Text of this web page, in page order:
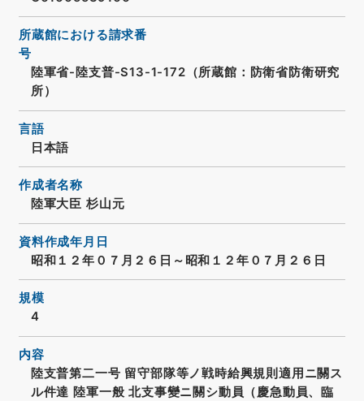
所蔵館における請求番
号
陸軍省-陸支普-S13-1-172（所蔵館：防衛省防衛研究
所）
言語
日本語
作成者名称
陸軍大臣 杉山元
資料作成年月日
昭和１２年０７月２６日～昭和１２年０７月２６日
規模
4
内容
陸支普第二一号 留守部隊等ノ戦時給興規則適用ニ關ス
ル件達 陸軍一般 北支事變ニ關シ動員（慶急動員、臨